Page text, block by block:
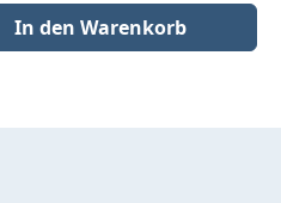
Wert ein oder benutze
In den Warenkorb